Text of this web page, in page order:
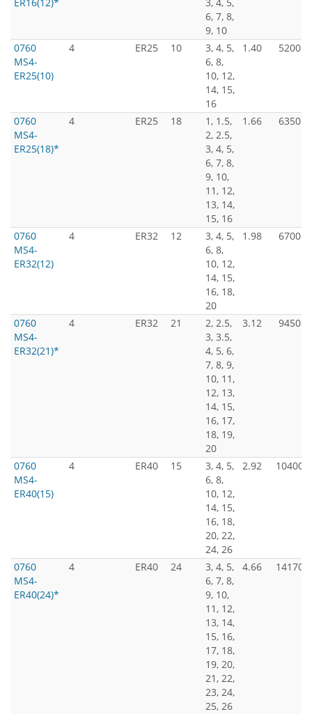
6, 7, 8,
9, 10
0760
MS4-
ER25(10)
4 ER25 10
3, 4, 5,
6, 8,
10, 12,
14, 15,
16
1.40 5200
0760
MS4-
ER25(18)*
4 ER25 18
1, 1.5,
2, 2.5,
3, 4, 5,
6, 7, 8,
9, 10,
11, 12,
13, 14,
15, 16
1.66 6350
0760
MS4-
ER32(12)
4 ER32 12
3, 4, 5,
6, 8,
10, 12,
14, 15,
16, 18,
20
1.98 6700
0760
MS4-
ER32(21)*
4 ER32 21
2, 2.5,
3, 3.5,
4, 5, 6,
7, 8, 9,
10, 11,
12, 13,
14, 15,
16, 17,
18, 19,
20
3.12 9450
0760
MS4-
ER40(15)
4 ER40 15
3, 4, 5,
6, 8,
10, 12,
14, 15,
16, 18,
20, 22,
24, 26
2.92 10400
0760
MS4-
ER40(24)*
4 ER40 24
3, 4, 5,
6, 7, 8,
9, 10,
11, 12,
13, 14,
15, 16,
17, 18,
19, 20,
21, 22,
23, 24,
25, 26
4.66 14170